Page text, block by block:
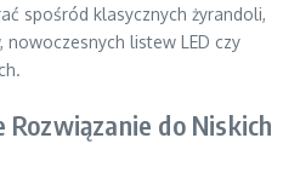
spośród klasycznych żyrandoli,
listew LED czy
do Niskich